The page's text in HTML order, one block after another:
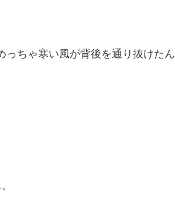
ちゃ寒い風が背後を通り抜けたん